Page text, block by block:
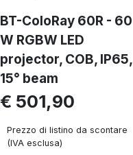
BT-ColoRay 60R - 60
W RGBW LED
projector, COB, IP65,
15° beam
€ 501,90
Prezzo di listino da scontare
(IVA esclusa)